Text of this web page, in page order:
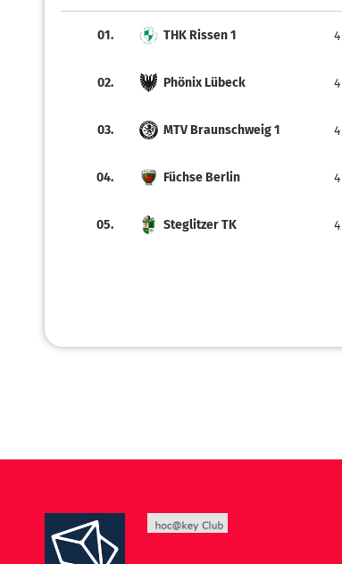
01. THK Rissen 1 4
02. Phönix Lübeck 4
03. MTV Braunschweig 1 4
04. Füchse Berlin 4
05. Steglitzer TK 4